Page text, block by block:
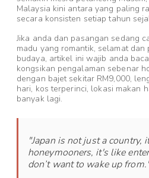
Malaysia kini antara yang paling
secara konsisten setiap tahun
Jika anda dan pasangan sedang
madu yang romantik, selamat
budaya, artikel ini wajib anda
kongsikan pengalaman sebenar
dengan bajet sekitar RM9,000,
hari, kos terperinci, lokasi makan
banyak lagi.
"Japan is not just a country,
honeymooners, it's like
don’t want to wake up